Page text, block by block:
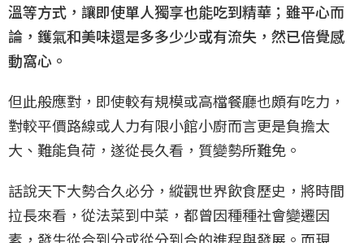
溫等方式，讓即使單人獨享也能吃到精華；雖平心而
論，鑊氣和美味還是多多少少或有流失，然已倍覺感
動窩心。
但此般應對，即使較有規模或高檔餐廳也頗有吃力，
對較平價路線或人力有限小館小廚而言更是負擔太
大、難能負荷，遂從長久看，質變勢所難免。
話說天下大勢合久必分，縱觀世界飲食歷史，將時間
拉長來看，從法菜到中菜，都曾因種種社會變遷因